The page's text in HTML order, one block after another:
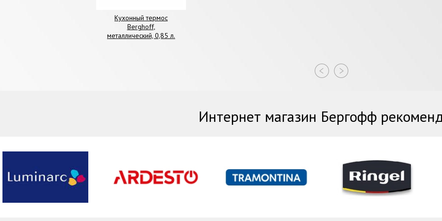
Кухонный термос
Berghoff,
металлический, 0,85 л.
Интернет магазин Бергофф